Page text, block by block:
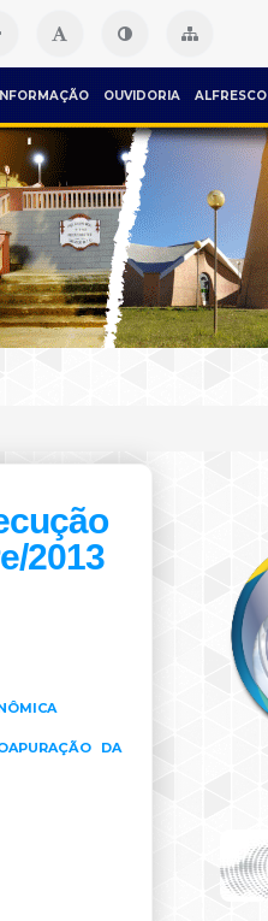
OUVIDORIA ALFRESCO
2013
APURAÇÃO DA